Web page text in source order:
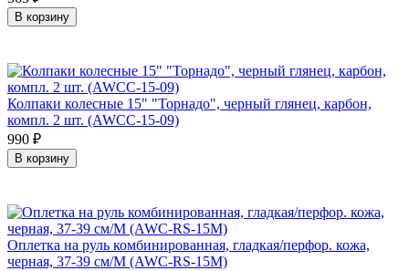
В корзину
Колпаки колесные 15" "Торнадо", черный глянец, карбон,
компл. 2 шт. (AWCC-15-09)
990 ₽
В корзину
Оплетка на руль комбинированная, гладкая/перфор. кожа,
черная, 37-39 см/М (AWC-RS-15M)